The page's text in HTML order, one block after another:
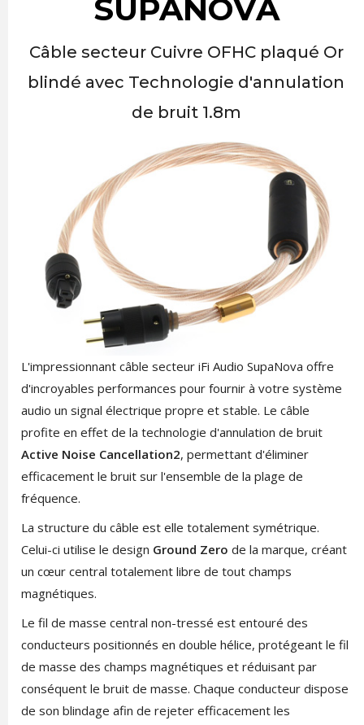
SUPANOVA
Câble secteur Cuivre OFHC plaqué Or
blindé avec Technologie d'annulation
de bruit 1.8m
L'impressionnant câble secteur iFi Audio SupaNova offre
d'incroyables performances pour fournir à votre système
audio un signal électrique propre et stable. Le câble
profite en effet de la technologie d'annulation de bruit
Active Noise Cancellation2, permettant d'éliminer
efficacement le bruit sur l'ensemble de la plage de
fréquence.
La structure du câble est elle totalement symétrique.
Celui-ci utilise le design Ground Zero de la marque, créant
un cœur central totalement libre de tout champs
magnétiques.
Le fil de masse central non-tressé est entouré des
conducteurs positionnés en double hélice, protégeant le fil
de masse des champs magnétiques et réduisant par
conséquent le bruit de masse. Chaque conducteur dispose
de son blindage afin de rejeter efficacement les